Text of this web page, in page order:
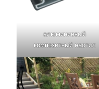
алюминиевый
композитный настил